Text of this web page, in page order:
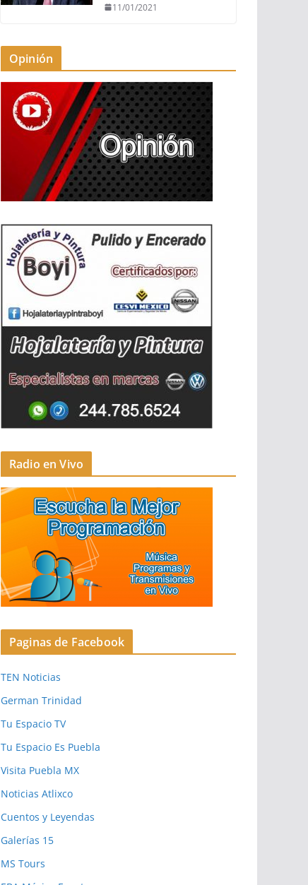
11/01/2021
Opinión
Radio en Vivo
Paginas de Facebook
TEN Noticias
German Trinidad
Tu Espacio TV
Tu Espacio Es Puebla
Visita Puebla MX
Noticias Atlixco
Cuentos y Leyendas
Galerías 15
MS Tours